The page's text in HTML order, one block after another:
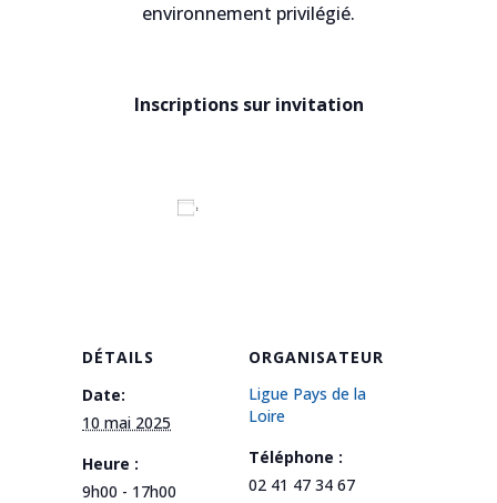
environnement privilégié.
Inscriptions sur invitation
DÉTAILS
Date:
10 mai 2025
Heure :
9h00 - 17h00
ORGANISATEUR
Ligue Pays de la
Loire
Téléphone :
02 41 47 34 67